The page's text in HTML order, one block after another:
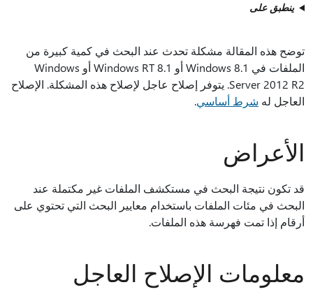
ينطبق على
توضح هذه المقالة مشكلة تحدث عند البحث في كمية كبيرة من
الملفات في Windows 8.1 أو Windows RT 8.1 أو Windows
Server 2012 R2. يتوفر إصلاح عاجل لإصلاح هذه المشكلة. الإصلاح
العاجل له شرط أساسي.
الأعراض
قد تكون نتيجة البحث في مستكشف الملفات غير مكتملة عند
البحث في مئات الملفات باستخدام معايير البحث التي تحتوي على
أرقام إذا تمت فهرسة هذه الملفات.
معلومات الإصلاح العاجل